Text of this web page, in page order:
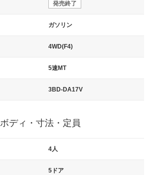
発売終了
ガソリン
4WD(F4)
5速MT
3BD-DA17V
ボディ・寸法・定員
4人
5ドア